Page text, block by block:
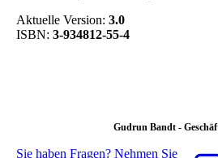
Aktuelle Version: 3.0
ISBN: 3-934812-55-4
Gudrun Bandt -
Sie haben Fragen? Nehmen Sie